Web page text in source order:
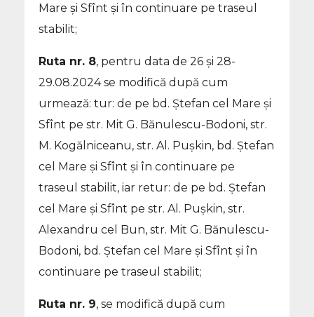
Mare și Sfînt și în continuare pe traseul
stabilit;
Ruta nr. 8, pentru data de 26 și 28-
29.08.2024 se modifică după cum
urmează: tur: de pe bd. Ștefan cel Mare și
Sfînt pe str. Mit G. Bănulescu-Bodoni, str.
M. Kogălniceanu, str. Al. Pușkin, bd. Ștefan
cel Mare și Sfînt și în continuare pe
traseul stabilit, iar retur: de pe bd. Ștefan
cel Mare și Sfînt pe str. Al. Pușkin, str.
Alexandru cel Bun, str. Mit G. Bănulescu-
Bodoni, bd. Ștefan cel Mare și Sfînt și în
continuare pe traseul stabilit;
Ruta nr. 9, se modifică după cum